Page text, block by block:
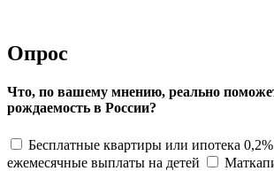
Опрос
Что, по вашему мнению, реально
рождаемость в России?
Бесплатные квартиры или ипотека 0,2%
ежемесячные выплаты на детей